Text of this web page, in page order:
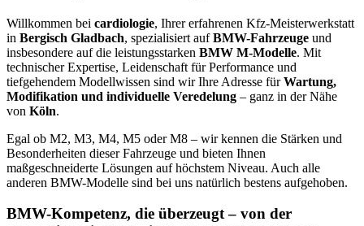
Willkommen bei cardiologie, Ihrer erfahrenen Kfz-Meisterwerkstatt
in Bergisch Gladbach, spezialisiert aufBMW-Fahrzeuge und
insbesondere auf die leistungsstarken BMW M-Modelle. Mit
technischer Expertise, Leidenschaft für Performance und
tiefgehendem Modellwissen sind wir Ihre Adresse fürWartung,
Modifikation und individuelle Veredelung – ganz in der Nähe
von Köln.
Egal ob M2, M3, M4, M5 oder M8 – wir kennen die Stärken und
Besonderheiten dieser Fahrzeuge und bieten Ihnen
maßgeschneiderte Lösungen auf höchstem Niveau. Auch alle
anderen BMW-Modelle sind bei uns natürlich bestens aufgehoben.
BMW-Kompetenz, die überzeugt – von der